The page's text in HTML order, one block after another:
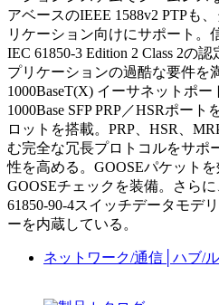
アベースのIEEE 1588v2 PTPも
リケーション向けにサポート。
IEC 61850-3 Edition 2 Class 2の
プリケーションの過酷な要件を
1000BaseT(X) イーサネットポ
1000Base SFP PRP／HSRポート
ロットを搭載。PRP、HSR、
む完全な冗長プロトコルをサポ
性を高める。GOOSEパケット
GOOSEチェックを装備。さら
61850-90-4スイッチデータモデ
ーを内蔵している。
ネットワーク/通信 ハブ/